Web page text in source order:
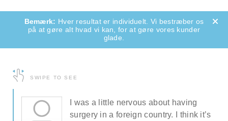
Hver resultat er individuelt. Vi bestræber os
på at gøre alt hvad vi kan, for at gøre vores kunder
glade.
SWIPE TO SEE
I was a little nervous about having
surgery in a foreign country. I think it’s